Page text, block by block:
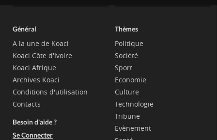
Général
A la une de Koaci
Koaci Côte d'Ivoire
Koaci Afrique
Archives Koaci
Conditions d'utilisation
Contacts
Besoin d'aide ?
Se Connecter
Thèmes
Politique
Société
Sport
Economie
Culture
Technologie
Tribune
Evènement